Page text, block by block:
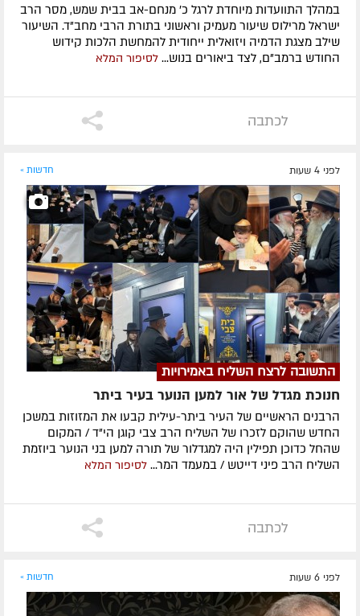
במהלך התוועדות מיוחדת לרגל כ' מנחם-אב בבית שמש, מסר הרב
ישראל מרילוס שיעור מעמיק וראשוני בתורת הרבי מחב"ד. השיעור
שילב מצגת הדמיה ויזואלית ייחודית להמחשת הלכות קידוש
החודש ברמב"ם, לצד ביאורים בנוש... לסיפור המלא
לכתבה
לפני 4 שעות חדשות »
התשובה לרצח השליח באמירויות
חנוכת מגדל של אור למען הנוער בעיר ביתר
הרבנים הראשיים של העיר ביתר-עילית קבעו את המזוזות במשכן
החדש שהוקם לזכרו של השליח הרב צבי קוגן הי"ד / המקום
שהחל כדוכן תפילין היה למגדלור של תורה למען בני הנוער ביוזמת
השליח הרב פיני דייטש / במעמד המר... לסיפור המלא
לכתבה
לפני 6 שעות חדשות »